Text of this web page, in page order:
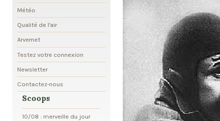
Météo
Qualité de l'air
Arvernet
Testez votre connexion
Newsletter
Contactez-nous
Scoops
10/08 : merveille du jour